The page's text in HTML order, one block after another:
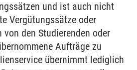
und ist auch nicht
Vergütungssätze oder
den Studierenden oder
Aufträge zu
übernimmt lediglich